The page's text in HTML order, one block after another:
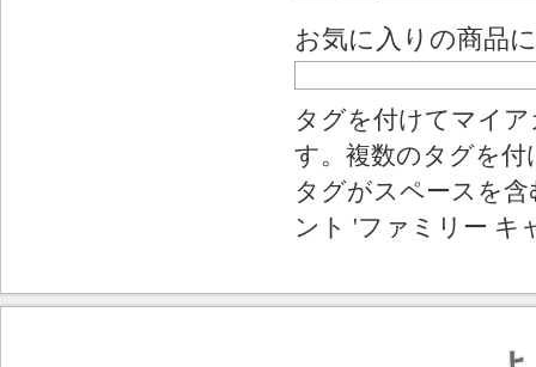
お気に入りの商品
タグを付けてマイ
す。複数のタグを
タグがスペースを
ント 'ファミリー キ